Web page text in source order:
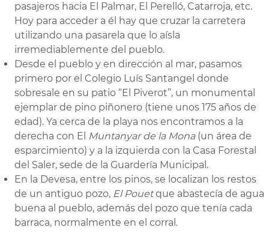
pasajeros hacia El Palmar, El Perelló, Catarroja, etc.
Hoy para acceder a él hay que cruzar la carretera
utilizando una pasarela que lo aísla
irremediablemente del pueblo.
Desde el pueblo y en dirección al mar, pasamos
primero por el Colegio Luís Santangel donde
sobresale en su patio “El Piverot”, un monumental
ejemplar de pino piñonero (tiene unos 175 años de
edad). Ya cerca de la playa nos encontramos a la
derecha con El Muntanyar de la Mona(un área de
esparcimiento) y a la izquierda con la Casa Forestal
del Saler, sede de la Guardería Municipal.
En la Devesa, entre los pinos, se localizan los restos
de un antiguo pozo, El Pouetque abastecía de agua
buena al pueblo, además del pozo que tenía cada
barraca, normalmente en el corral.